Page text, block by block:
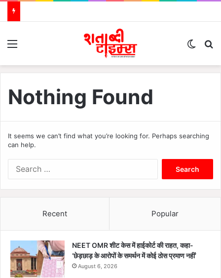
Nothing Found
It seems we can’t find what you’re looking for. Perhaps searching
can help.
h
r
:
Recent Popular
NEET OMR शीट केस में हाईकोर्ट की राहत, कहा-
‘छेड़छाड़ के आरोपों के समर्थन में कोई ठोस प्रमाण नहीं’
August 6, 2026